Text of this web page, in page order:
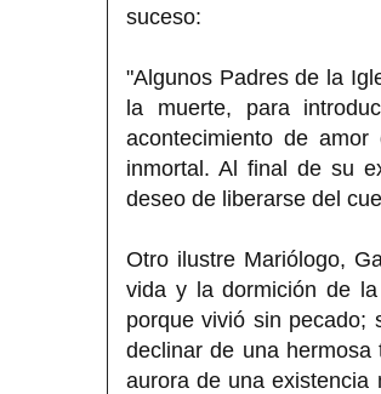
suceso:
"Algunos Padres de la
la muerte, para
acontecimiento de
inmortal. Al final de su
deseo de liberarse del
Otro ilustre Mariólogo,
vida y la dormición de
porque vivió sin pecado;
declinar de una
aurora de una existencia